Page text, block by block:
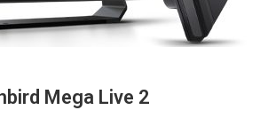
Mega Live 2